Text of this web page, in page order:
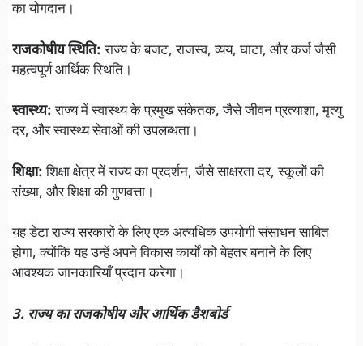
का योगदान।
राजकोषीय स्थिति:राज्य के बजट, राजस्व, व्यय, घाटा, और कर्ज जैसी
महत्वपूर्ण आर्थिक स्थिति।
स्वास्थ्य:राज्य में स्वास्थ्य के प्रमुख संकेतक, जैसे जीवन प्रत्याशा, मृत्यु
दर, और स्वास्थ्य सेवाओं की उपलब्धता।
शिक्षा:शिक्षा क्षेत्र में राज्य का प्रदर्शन, जैसे साक्षरता दर, स्कूलों की
संख्या, और शिक्षा की गुणवत्ता।
यह डेटा राज्य सरकारों के लिए एक अत्यधिक उपयोगी संसाधन साबित
होगा, क्योंकि यह उन्हें अपने विकास कार्यों को बेहतर बनाने के लिए
आवश्यक जानकारियाँ प्रदान करेगा।
3. राज्य का राजकोषीय और आर्थिक डैशबोर्ड